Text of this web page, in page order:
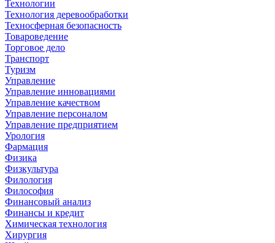
Технологии
Технология деревообработки
Техносферная безопасность
Товароведение
Торговое дело
Транспорт
Туризм
Управление
Управление инновациями
Управление качеством
Управление персоналом
Управление предприятием
Урология
Фармация
Физика
Физкультура
Филология
Философия
Финансовый анализ
Финансы и кредит
Химическая технология
Хирургия